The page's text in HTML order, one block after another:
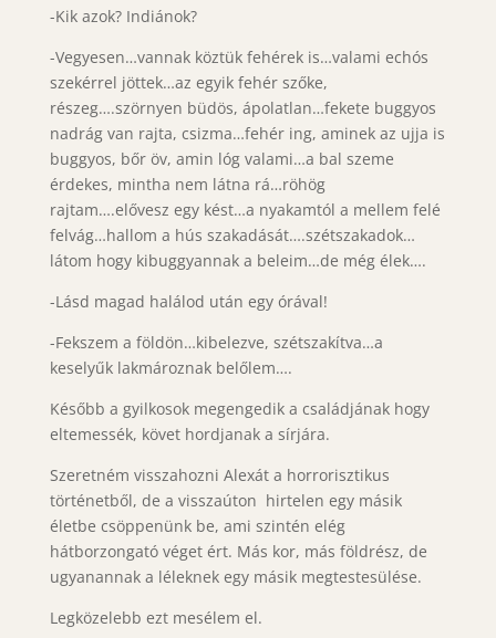
-Kik azok? Indiánok?
-Vegyesen…vannak köztük fehérek is…valami echós
szekérrel jöttek…az egyik fehér szőke,
részeg….szörnyen büdös, ápolatlan…fekete buggyos
nadrág van rajta, csizma…fehér ing, aminek az ujja is
buggyos, bőr öv, amin lóg valami…a bal szeme
érdekes, mintha nem látna rá…röhög
rajtam….elővesz egy kést…a nyakamtól a mellem felé
felvág…hallom a hús szakadását….szétszakadok…
látom hogy kibuggyannak a beleim…de még élek….
-Lásd magad halálod után egy órával!
-Fekszem a földön…kibelezve, szétszakítva…a
keselyűk lakmároznak belőlem….
Később a gyilkosok megengedik a családjának hogy
eltemessék, követ hordjanak a sírjára.
Szeretném visszahozni Alexát a horrorisztikus
történetből, de a visszaúton hirtelen egy másik
életbe csöppenünk be, ami szintén elég
hátborzongató véget ért. Más kor, más földrész, de
ugyanannak a léleknek egy másik megtestesülése.
Legközelebb ezt mesélem el.